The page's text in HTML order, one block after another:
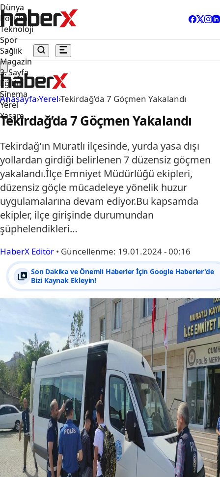
Dünya
Politika
Teknoloji
Spor
Sağlık
Magazin
3. Sayfa
Eğitim
Sinema
Yerel
Yaşam
Anasayfa›Yerel›Tekirdağ’da 7 Göçmen Yakalandı
Tekirdağ’da 7 Göçmen Yakalandı
Tekirdağ'ın Muratlı ilçesinde, yurda yasa dışı
yollardan girdiği belirlenen 7 düzensiz göçmen
yakalandı.İlçe Emniyet Müdürlüğü ekipleri,
düzensiz göçle mücadeleye yönelik huzur
uygulamalarına devam ediyor.Bu kapsamda
ekipler, ilçe girişinde durumundan
şüphelendikleri…
HaberX Editör • Güncellenme: 19.01.2024 - 00:16
Son Dakika ve Önemli Haberler İçin Google Haberler'de
Bizi Kaynak Ekleyin!